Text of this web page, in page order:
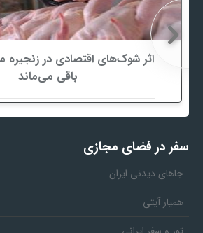
باقی می‌ماند
سفر در فضای مجازی
جاهای دیدنی ایران
همیار آیتی